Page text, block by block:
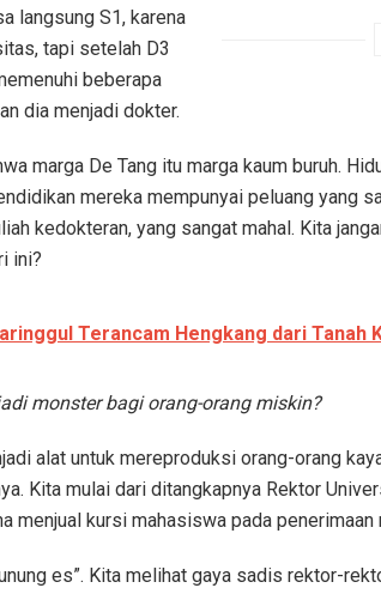
langsung S1, karena
tapi setelah D3
beberapa
dia menjadi dokter.
marga De Tang itu marga kaum buruh.
mereka mempunyai peluang yang
kedokteran, yang sangat mahal. Kita
ini?
Terancam Hengkang dari Tanah
monster bagi orang-orang miskin?
alat untuk mereproduksi orang-orang
Kita mulai dari ditangkapnya Rektor
menjual kursi mahasiswa pada penerimaan
es”. Kita melihat gaya sadis rektor-